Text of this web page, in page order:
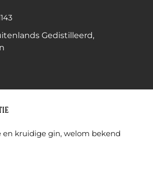
Gedistilleerd,
en kruidige gin, welom bekend